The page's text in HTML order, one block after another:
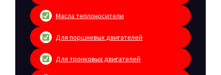
Масла теплоносители
Для поршневых двигателей
Для тронковых двигателей